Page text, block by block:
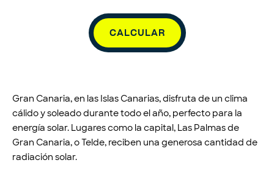
CALCULAR
Gran Canaria, en las Islas Canarias, disfruta de un clima
cálido y soleado durante todo el año, perfecto para la
energía solar. Lugares como la capital, Las Palmas de
Gran Canaria, o Telde, reciben una generosa cantidad de
radiación solar.